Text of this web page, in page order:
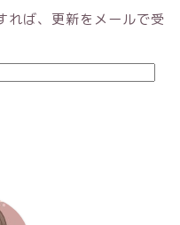
れば、更新をメールで受